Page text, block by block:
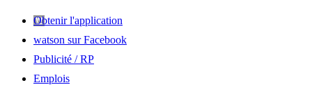
Obtenir l'application
watson sur Facebook
Publicité / RP
Emplois